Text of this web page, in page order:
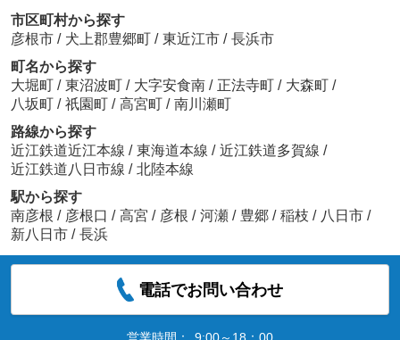
市区町村から探す
彦根市 / 犬上郡豊郷町 / 東近江市 / 長浜市
町名から探す
大堀町 / 東沼波町 / 大字安食南 / 正法寺町 / 大森町 /
八坂町 / 祇園町 / 高宮町 / 南川瀬町
路線から探す
近江鉄道近江本線 / 東海道本線 / 近江鉄道多賀線 /
近江鉄道八日市線 / 北陸本線
駅から探す
南彦根 / 彦根口 / 高宮 / 彦根 / 河瀬 / 豊郷 / 稲枝 / 八日市 /
新八日市 / 長浜
電話でお問い合わせ
営業時間： 9:00～18：00